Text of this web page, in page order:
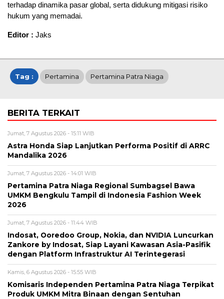
terhadap dinamika pasar global, serta didukung mitigasi risiko
hukum yang memadai.
Editor : Jaks
Tag : Pertamina Pertamina Patra Niaga
BERITA TERKAIT
Jumat, 7 Agustus 2026 - 15:11 WIB
Astra Honda Siap Lanjutkan Performa Positif di ARRC
Mandalika 2026
Jumat, 7 Agustus 2026 - 14:01 WIB
Pertamina Patra Niaga Regional Sumbagsel Bawa
UMKM Bengkulu Tampil di Indonesia Fashion Week
2026
Jumat, 7 Agustus 2026 - 11:44 WIB
Indosat, Ooredoo Group, Nokia, dan NVIDIA Luncurkan
Zankore by Indosat, Siap Layani Kawasan Asia-Pasifik
dengan Platform Infrastruktur AI Terintegerasi
Kamis, 6 Agustus 2026 - 15:55 WIB
Komisaris Independen Pertamina Patra Niaga Terpikat
Produk UMKM Mitra Binaan dengan Sentuhan